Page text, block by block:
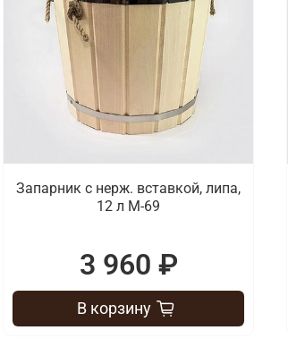
Запарник с нерж. вставкой, липа,
12 л М-69
3 960 ₽
В корзину